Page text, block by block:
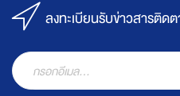
ลงทะเบียนรับข่าวสารติด